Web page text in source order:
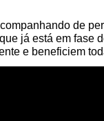
de
já está em fase
e beneficiem